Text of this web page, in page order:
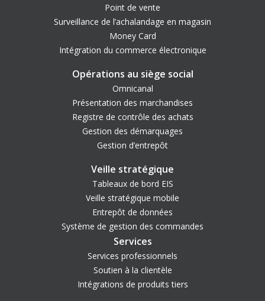
Point de vente
Surveillance de l’achalandage en magasin
Money Card
Intégration du commerce électronique
Opérations au siège social
Omnicanal
Présentation des marchandises
Registre de contrôle des achats
Gestion des démarquages
Gestion d’entrepôt
Veille stratégique
Tableaux de bord EIS
Veille stratégique mobile
Entrepôt de données
Système de gestion des commandes
Services
Services professionnels
Soutien à la clientèle
Intégrations de produits tiers